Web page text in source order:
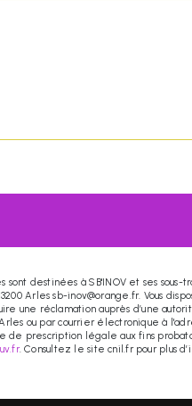
destinées à SB'INOV et ses sous-
Arles sb-inov@orange.fr. Vous
une réclamation auprès d’une
ou par courrier électronique à
de prescription légale aux fins
. Consultez le site cnil.fr pour plus